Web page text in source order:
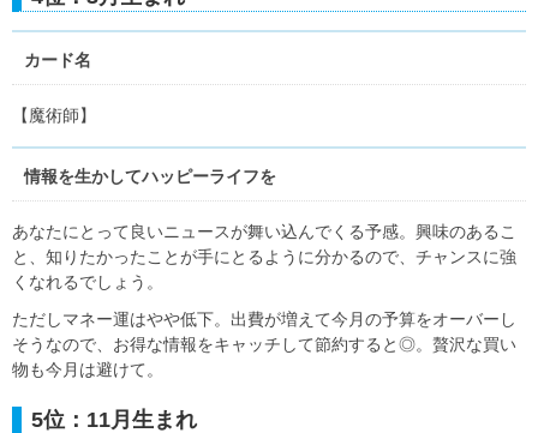
カード名
【魔術師】
情報を生かしてハッピーライフを
あなたにとって良いニュースが舞い込んでくる予感。興味のあるこ
と、知りたかったことが手にとるように分かるので、チャンスに強
くなれるでしょう。
ただしマネー運はやや低下。出費が増えて今月の予算をオーバーし
そうなので、お得な情報をキャッチして節約すると◎。贅沢な買い
物も今月は避けて。
5位：11月生まれ